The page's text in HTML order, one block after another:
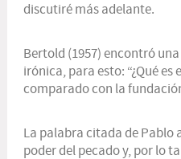
discutiré más adelante.
Bertold (1957) encontró
irónica, para esto: “¿Qué es
comparado con la
La palabra citada de Pablo
poder del pecado y, por lo